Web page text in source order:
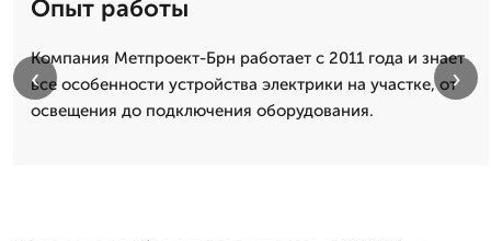
Опыт работы
Компания Метпроект-Брн работает с 2011 года и знает
все особенности устройства электрики на участке, от
освещения до подключения оборудования.
‹ ›